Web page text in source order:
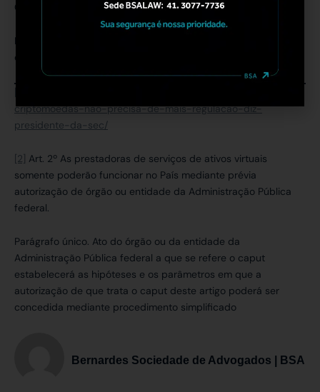
Competentes, tais como a CVM e o BACEN.
Fique ligado em nossas próximas publicações sobre este tema
e demais assuntos no Mercado Financeiro e de Capitais.
criptomoedas-nao-precisa-de-mais-regulacao-diz-
presidente-da-sec/
[2] Art. 2º As prestadoras de serviços de ativos virtuais
somente poderão funcionar no País mediante prévia
autorização de órgão ou entidade da Administração Pública
federal.
Parágrafo único. Ato do órgão ou da entidade da
Administração Pública federal a que se refere o caput
estabelecerá as hipóteses e os parâmetros em que a
autorização de que trata o caput deste artigo poderá ser
concedida mediante procedimento simplificado
Bernardes Sociedade de Advogados | BSA